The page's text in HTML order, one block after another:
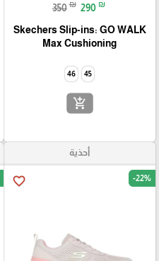
350 ₪ 290 ₪
Skechers Slip-ins: GO WALK
Max Cushioning
45
46
add_shopping_cart
أحذية
favorite_border -22%